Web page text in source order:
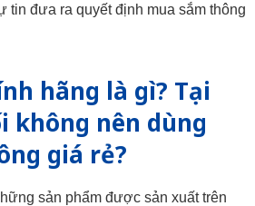
tin đưa ra quyết định mua sắm thông
hãng là gì? Tại
không nên dùng
giá rẻ?
sản phẩm được sản xuất trên